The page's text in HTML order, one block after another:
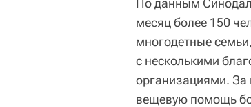
По данным
месяц более 150
многодетные
с несколькими
организациями. За
вещевую помощь